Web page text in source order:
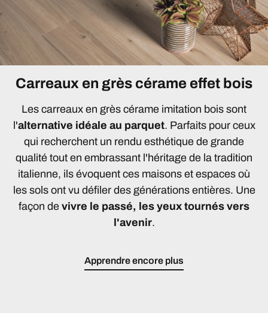
Carreaux en grès cérame effet bois
Les carreaux en grès cérame imitation bois sont
l'alternative idéale au parquet. Parfaits pour ceux
qui recherchent un rendu esthétique de grande
qualité tout en embrassant l'héritage de la tradition
italienne, ils évoquent ces maisons et espaces où
les sols ont vu défiler des générations entières. Une
façon de vivre le passé, les yeux tournés vers
l'avenir.
Apprendre encore plus